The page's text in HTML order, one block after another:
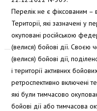
Перелік не є фіксованим –
Території, які зазначені у
окуповані російською
(велися) бойові дії. Своєю
(велися) бойові дії,
і території активних
ретроспективно включені
які були тимчасово
бойові дії або тимчасова